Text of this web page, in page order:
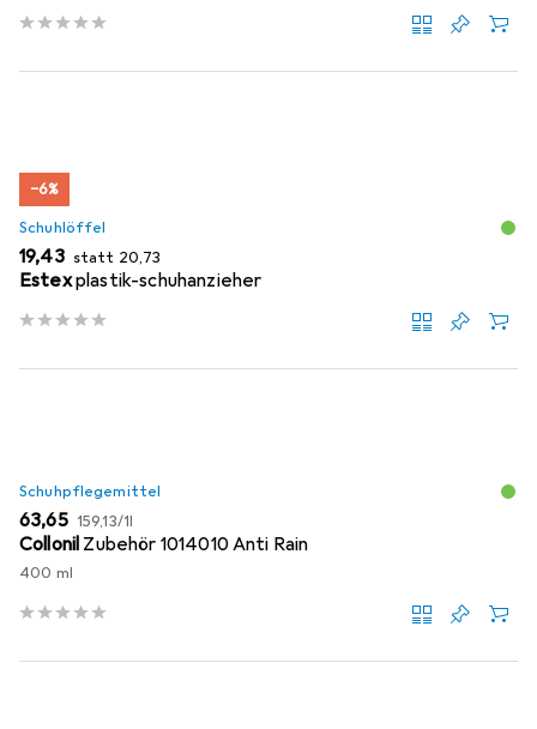
−6%
Schuhlöffel
EUR
19,43 statt EUR
20,73
Estexplastik-schuhanzieher
Schuhpflegemittel
EUR
63,65 EUR
159,13/1l
Collonil Zubehör 1014010 Anti Rain
400 ml